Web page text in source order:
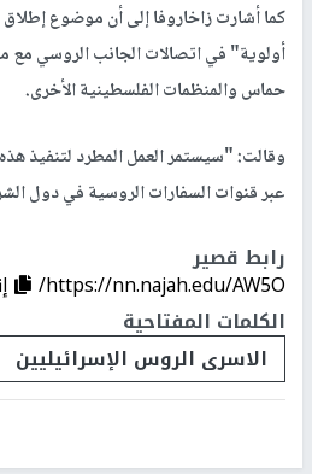
كما أشارت زاخاروفا إلى أن موضوع
أولوية" في اتصالات الجانب الروسي مع
حماس والمنظمات الفلسطينية الأخرى.
وقالت: "سيستمر العمل المطرد لتنفيذ هذه
عبر قنوات السفارات الروسية في دول
رابط قصير
https://nn.najah.edu/AW5O/
الكلمات المفتاحية
الاسرى الروس الإسرائيليين